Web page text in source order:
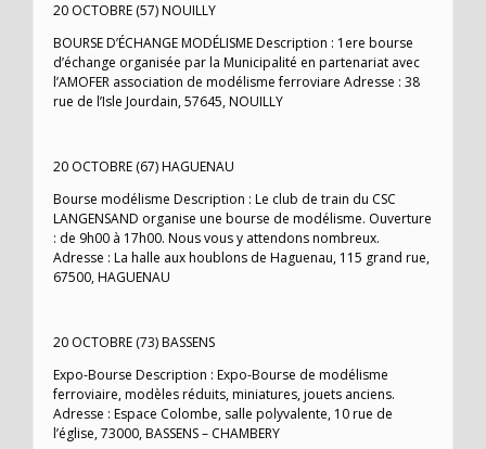
20 OCTOBRE (57) NOUILLY
BOURSE D’ÉCHANGE MODÉLISME Description : 1ere bourse
d’échange organisée par la Municipalité en partenariat avec
l’AMOFER association de modélisme ferroviare Adresse : 38
rue de l’Isle Jourdain, 57645, NOUILLY
20 OCTOBRE (67) HAGUENAU
Bourse modélisme Description : Le club de train du CSC
LANGENSAND organise une bourse de modélisme. Ouverture
: de 9h00 à 17h00. Nous vous y attendons nombreux.
Adresse : La halle aux houblons de Haguenau, 115 grand rue,
67500, HAGUENAU
20 OCTOBRE (73) BASSENS
Expo-Bourse Description : Expo-Bourse de modélisme
ferroviaire, modèles réduits, miniatures, jouets anciens.
Adresse : Espace Colombe, salle polyvalente, 10 rue de
l’église, 73000, BASSENS – CHAMBERY